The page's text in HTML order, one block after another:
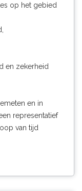
op het gebied
en zekerheid
en in
representatief
van tijd